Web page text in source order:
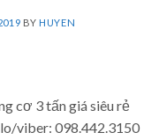
BYHUYEN
cơ 3 tấn giá siêu rẻ
viber: 098.442.3150